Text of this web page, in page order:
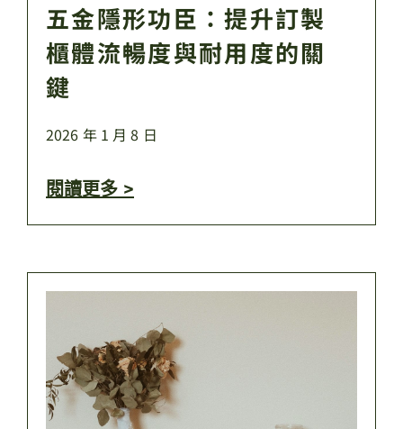
五金隱形功臣：提升訂製
櫃體流暢度與耐用度的關
鍵
2026 年 1 月 8 日
閱讀更多 >